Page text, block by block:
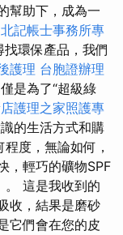
幫助下，成為一
記帳士事務所專
環保產品，我們
護理 台胞證辦理
是為了“超級綠
護理之家照護專
的生活方式和購
度，無論如何，
，輕巧的礦物SPF
。 這是我收到的
收，結果是磨砂
它們會在您的皮